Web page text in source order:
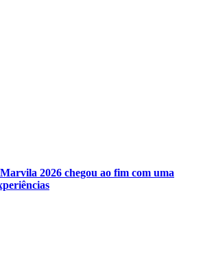
2026 chegou ao fim com uma